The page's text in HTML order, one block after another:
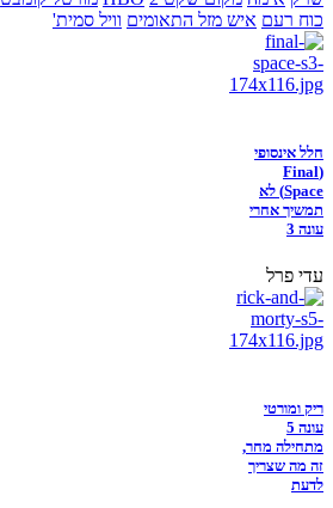
כוח רעם איש מזל התאומים וויל סמית'
חלל אינסופי
(Final
Space) לא
תמשיך אחרי
עונה 3
עדי פרל
ריק ומורטי
עונה 5
מתחילה מחר,
זה מה שצריך
לדעת